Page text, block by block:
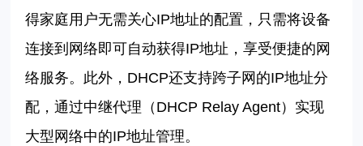
得家庭用户无需关心IP地址的配置，只需将设备
连接到网络即可自动获得IP地址，享受便捷的网
络服务。此外， DHCP还支持跨子网的IP地址分
配，通过中继代理（ DHCP Relay Agent）实现
大型网络中的IP地址管理。